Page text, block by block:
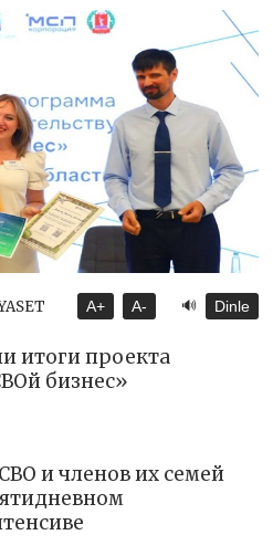
A+ A- 🔊 Dinle
итоги проекта
бизнес»
и членов их семей